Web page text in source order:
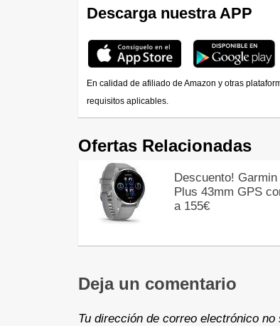
Descarga nuestra APP
En calidad de afiliado de Amazon y otras
requisitos aplicables.
Ofertas Relacionadas
Descuento! Garmin
Plus 43mm GPS
a 155€
Deja un comentario
Tu dirección de correo electrónico no